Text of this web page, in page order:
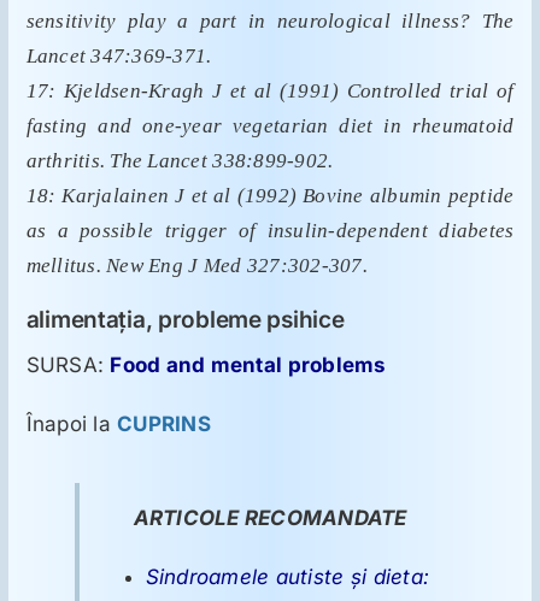
sensitivity play a part in neurological illness? The
Lancet 347:369-371.
17: Kjeldsen-Kragh J et al (1991) Controlled trial of
fasting and one-year vegetarian diet in rheumatoid
arthritis. The Lancet 338:899-902.
18: Karjalainen J et al (1992) Bovine albumin peptide
as a possible trigger of insulin-dependent diabetes
mellitus. New Eng J Med 327:302-307.
alimentaţia, probleme psihice
SURSA: Food and mental problems
Înapoi laCUPRINS
ARTICOLE RECOMANDATE
Sindroamele autiste şi dieta: